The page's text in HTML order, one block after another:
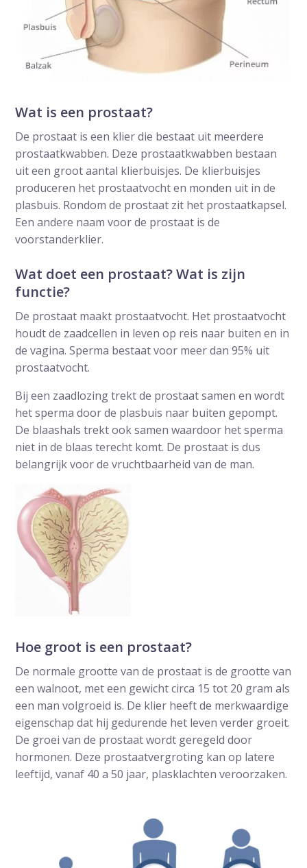
Wat is een prostaat?
De prostaat is een klier die bestaat uit meerdere
prostaatkwabben. Deze prostaatkwabben bestaan
uit een groot aantal klierbuisjes. De klierbuisjes
produceren het prostaatvocht en monden uit in de
plasbuis. Rondom de prostaat zit het prostaatkapsel.
Een andere naam voor de prostaat is de
voorstanderklier.
Wat doet een prostaat? Wat is zijn
functie?
De prostaat maakt prostaatvocht. Het prostaatvocht
houdt de zaadcellen in leven op reis naar buiten en in
de vagina. Sperma bestaat voor meer dan 95% uit
prostaatvocht.
Bij een zaadlozing trekt de prostaat samen en wordt
het sperma door de plasbuis naar buiten gepompt.
De blaashals trekt ook samen waardoor het sperma
niet in de blaas terecht komt. De prostaat is dus
belangrijk voor de vruchtbaarheid van de man.
Hoe groot is een prostaat?
De normale grootte van de prostaat is de grootte van
een walnoot, met een gewicht circa 15 tot 20 gram als
een man volgroeid is. De klier heeft de merkwaardige
eigenschap dat hij gedurende het leven verder groeit.
De groei van de prostaat wordt geregeld door
hormonen. Deze prostaatvergroting kan op latere
leeftijd, vanaf 40 a 50 jaar, plasklachten veroorzaken.